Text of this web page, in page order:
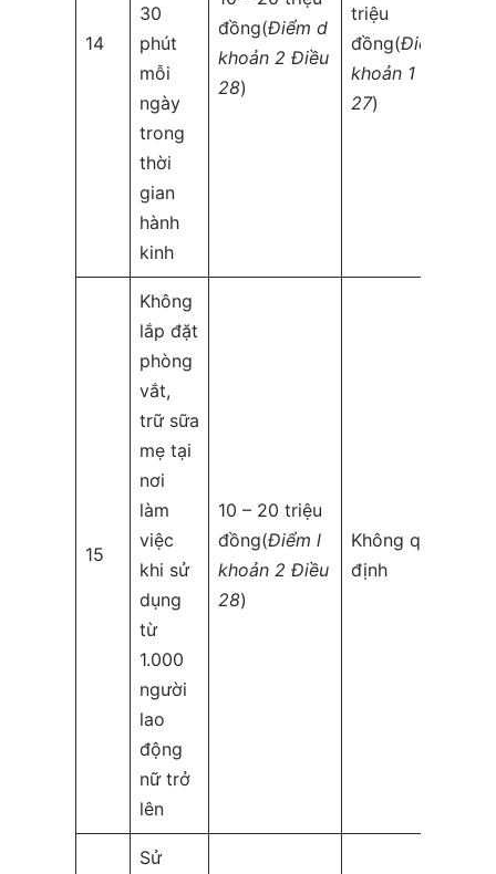
14
30
phút
mỗi
ngày
trong
thời
gian
hành
kinh
đồng(Điểm d
khoản 2 Điều
28)
triệu
đồng(Điểm b
khoản 1 Điều
27)
15
Không
lắp đặt
phòng
vắt,
trữ sữa
mẹ tại
nơi
làm
việc
khi sử
dụng
từ
1.000
người
lao
động
nữ trở
lên
10 – 20 triệu
đồng(Điểm l
khoản 2 Điều
28)
Không quy
định
Sử